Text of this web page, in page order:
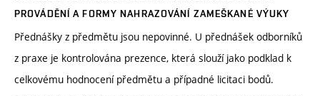
PROVÁDĚNÍ A FORMY NAHRAZOVÁNÍ ZAMEŠKANÉ VÝUKY
Přednášky z předmětu jsou nepovinné. U přednášek odborníků
z praxe je kontrolována prezence, která slouží jako podklad k
celkovému hodnocení předmětu a případné licitaci bodů.